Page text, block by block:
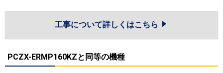
工事について詳しくはこちら
PCZX-ERMP160KZと同等の機種